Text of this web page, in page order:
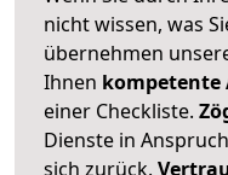
nicht wissen, was
übernehmen
Ihnen kompetente
einer Checkliste.
Dienste in
sich zurück.